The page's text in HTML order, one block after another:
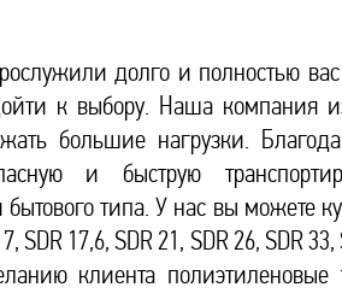
долго и полностью
к выбору. Наша компания
большие нагрузки.
и быструю
типа. У нас вы можете
SDR 17,6, SDR 21, SDR 26, SDR
клиента